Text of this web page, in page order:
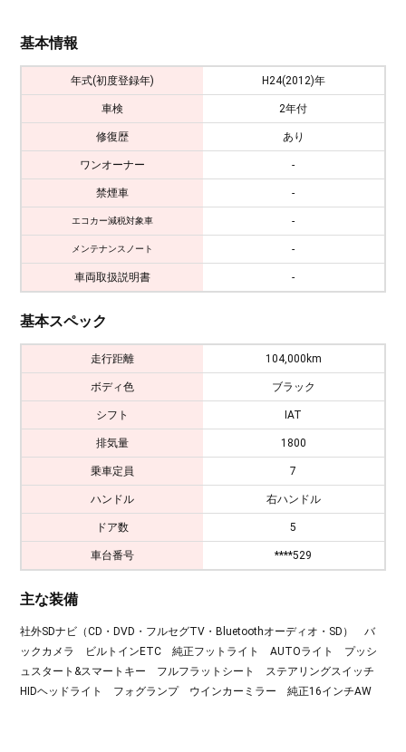
基本情報
年式(初度登録年) H24(2012)年
車検 2年付
修復歴 あり
ワンオーナー -
禁煙車 -
エコカー減税対象車 -
メンテナンスノート -
車両取扱説明書 -
基本スペック
走行距離 104,000km
ボディ色 ブラック
シフト IAT
排気量 1800
乗車定員 7
ハンドル 右ハンドル
ドア数 5
車台番号 ****529
主な装備
社外SDナビ（CD・DVD・フルセグTV・Bluetoothオーディオ・SD） バ
ックカメラ ビルトインETC 純正フットライト AUTOライト プッシ
ュスタート&スマートキー フルフラットシート ステアリングスイッチ
HIDヘッドライト フォグランプ ウインカーミラー 純正16インチAW